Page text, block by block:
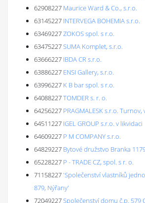
62908227 Maurice Ward & Co., s.r.o.
63145227 INTERVEGA BOHEMIA s.r.o.
63469227ZOKOS spol. s r.o.
63475227SUMA Komplet, s.r.o.
63666227 IBDA CR s.r.o.
63886227 ENSI Gallery, s.r.o.
63996227 K B bar spol. s r.o.
64088227TOMDER s. r. o.
64256227 PRAGMALESK s.r.o. Turnov,
64511227 IGEL GROUP s.r.o. v likvidaci
64609227 P M COMPANY s.r.o.
64829227 Bytové družstvo Branka
65228227 P - TRADE CZ, spol. s r. o.
71158227'Společenství vlastníků
879, Nýřany'
72049227Společenství domu č.p. 579